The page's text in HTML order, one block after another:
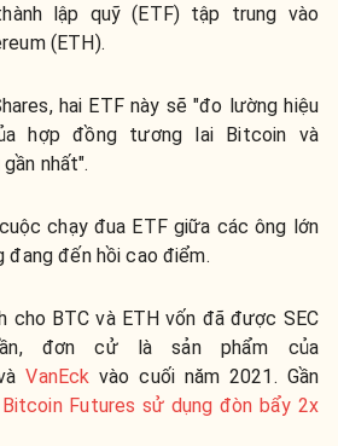
lập quỹ (ETF) tập trung vào
(ETH).
hai ETF này sẽ "đo lường hiệu
hợp đồng tương lai Bitcoin và
nhất".
chạy đua ETF giữa các ông lớn
đến hồi cao điểm.
cho BTC và ETH vốn đã được SEC
đơn cử là sản phẩm của
VanEck vào cuối năm 2021. Gần
Futures sử dụng đòn bẩy 2x